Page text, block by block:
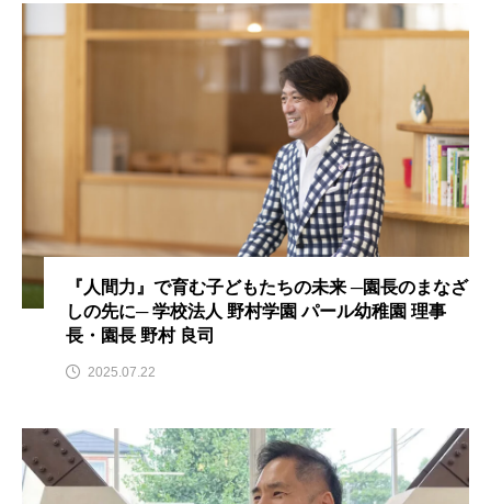
『人間力』で育む子どもたちの未来 ─園長のまなざ
しの先に─ 学校法人 野村学園 パール幼稚園 理事
長・園長 野村 良司
2025.07.22